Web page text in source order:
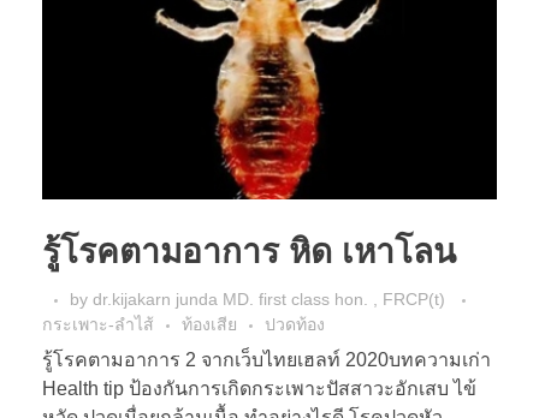
รู้โรคตามอาการ หิด เหาโลน
by dr.kijakarn junda MD. first class hon. , FRCP(t)
กระเพาะ-ลำไส้
ท้องเสีย ปวดท้อง
รู้โรคตามอาการ 2 จากเว็บไทยเฮลท์ 2020บทความเก่า
Health tip ป้องกันการเกิดกระเพาะปัสสาวะอักเสบ ไข้